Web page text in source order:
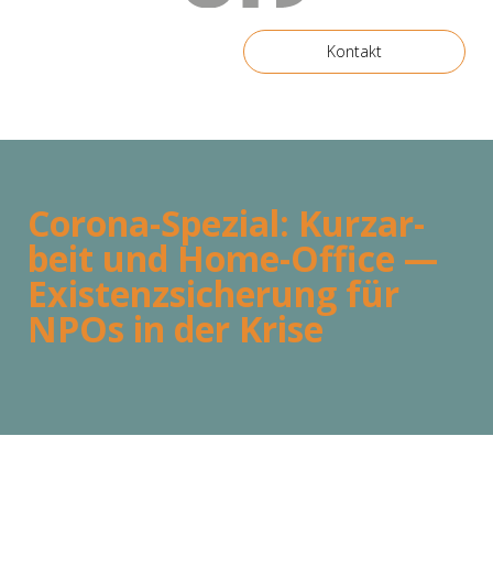
Kontakt
Coro­­na-Spe­zi­al: Kurz­ar­
beit und Home-Office —
Exis­tenz­si­che­rung für
NPOs in der Kri­se